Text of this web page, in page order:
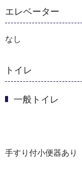
エレベーター
なし
トイレ
一般トイレ
手すり付小便器あり